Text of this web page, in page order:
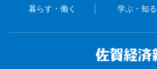
暮らす・働く 学ぶ・知る